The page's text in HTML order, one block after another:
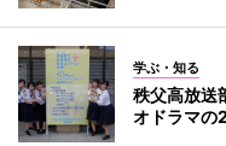
学ぶ・知る
秩父高放送
オドラマの